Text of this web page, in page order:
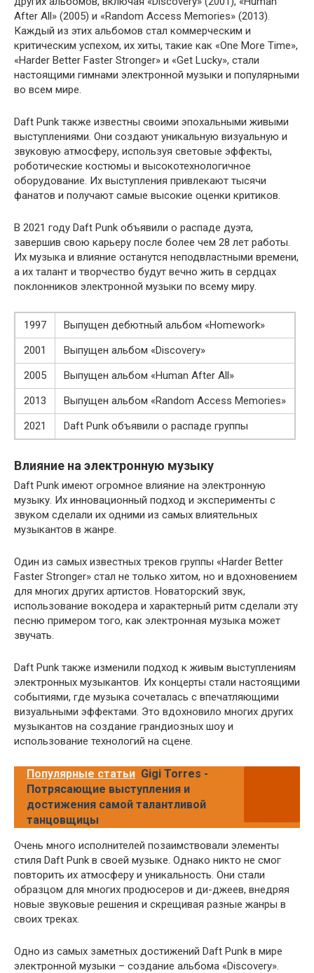
After All» (2005) и «Random Access Memories» (2013).
Каждый из этих альбомов стал коммерческим и
критическим успехом, их хиты, такие как «One More Time»,
«Harder Better Faster Stronger» и «Get Lucky», стали
настоящими гимнами электронной музыки и популярными
во всем мире.
Daft Punk также известны своими эпохальными живыми
выступлениями. Они создают уникальную визуальную и
звуковую атмосферу, используя световые эффекты,
роботические костюмы и высокотехнологичное
оборудование. Их выступления привлекают тысячи
фанатов и получают самые высокие оценки критиков.
В 2021 году Daft Punk объявили о распаде дуэта,
завершив свою карьеру после более чем 28 лет работы.
Их музыка и влияние останутся неподвластными времени,
а их талант и творчество будут вечно жить в сердцах
поклонников электронной музыки по всему миру.
1997
Выпущен дебютный альбом «Homework»
2001
Выпущен альбом «Discovery»
2005
Выпущен альбом «Human After All»
2013
Выпущен альбом «Random Access Memories»
2021
Daft Punk объявили о распаде группы
Влияние на электронную музыку
Daft Punk имеют огромное влияние на электронную
музыку. Их инновационный подход и эксперименты с
звуком сделали их одними из самых влиятельных
музыкантов в жанре.
Один из самых известных треков группы «Harder Better
Faster Stronger» стал не только хитом, но и вдохновением
для многих других артистов. Новаторский звук,
использование вокодера и характерный ритм сделали эту
песню примером того, как электронная музыка может
звучать.
Daft Punk также изменили подход к живым выступлениям
электронных музыкантов. Их концерты стали настоящими
событиями, где музыка сочеталась с впечатляющими
визуальными эффектами. Это вдохновило многих других
музыкантов на создание грандиозных шоу и
использование технологий на сцене.
Популярные статьи Gigi Torres -
Потрясающие выступления и
достижения самой талантливой
танцовщицы
Очень много исполнителей позаимствовали элементы
стиля Daft Punk в своей музыке. Однако никто не смог
повторить их атмосферу и уникальность. Они стали
образцом для многих продюсеров и ди-джеев, внедряя
новые звуковые решения и скрещивая разные жанры в
своих треках.
Одно из самых заметных достижений Daft Punk в мире
электронной музыки – создание альбома «Discovery».